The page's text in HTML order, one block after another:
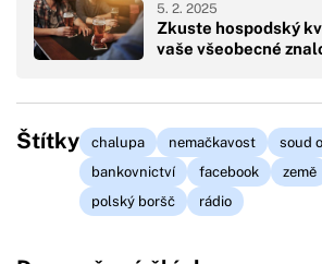
Zkuste hospodský
vaše všeobecné
5. 2. 2025
Štítky chalupa nemačkavost
soud
bankovnictví
facebook země
polský boršč
rádio